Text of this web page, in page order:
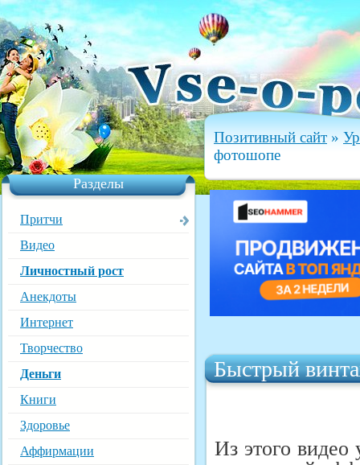
Разделы
Притчи
Видео
Личностный рост
Анекдоты
Интернет
Творчество
Деньги
Книги
Здоровье
Аффирмации
Позитивный сайт »
фотошопе
Быстрый
Из этого видео